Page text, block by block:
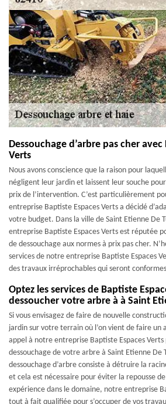
Dessouchage d’arbre pas cher
Verts
Nous avons conscience que la raison pour
négligent leur jardin et laissent leur souche
prix de l’intervention. C’est particulièrement
entreprise Baptiste Espaces Verts a décidé
votre budget. Dans la ville de Saint Etienne De
entreprise Baptiste Espaces Verts est réputée
de dessouchage aux normes à prix pas cher.
services de notre entreprise Baptiste Espaces
des travaux irréprochables qui seront
Optez les services de Baptiste
dessoucher votre arbre à à Saint
Si vous envisagez de faire de nouvelle
jardin sur votre terrain où l’on vient de faire un
appel à notre entreprise Baptiste Espaces Verts
dessouchage de votre arbre à Saint Etienne De
dessouchage d’arbre consiste à détruire la
et cela est nécessaire pour éviter la repousse
expérience dans le domaine, notre entreprise
tout à fait qualifiée pour s’occuper de vos